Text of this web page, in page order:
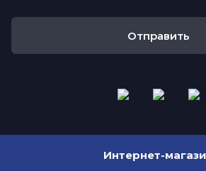
Отправить
Интернет-